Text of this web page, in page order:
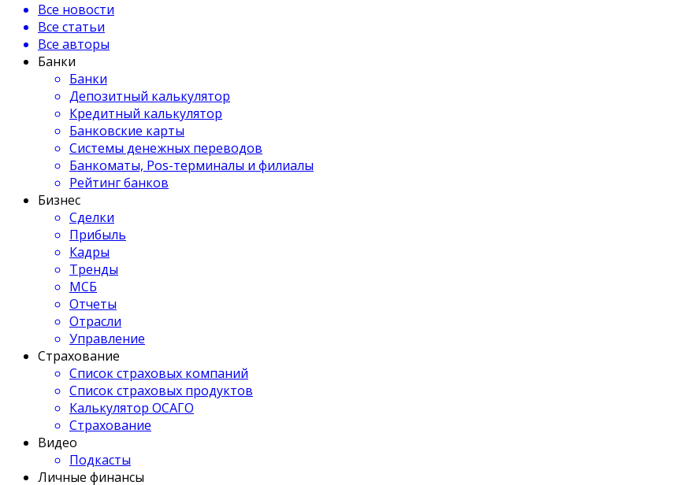
Все новости
Все статьи
Все авторы
Банки
Банки
Депозитный калькулятор
Кредитный калькулятор
Банковские карты
Системы денежных переводов
Банкоматы, Pos-терминалы и филиалы
Рейтинг банков
Бизнес
Сделки
Прибыль
Кадры
Тренды
МСБ
Отчеты
Отрасли
Управление
Страхование
Список страховых компаний
Список страховых продуктов
Калькулятор ОСАГО
Страхование
Видео
Подкасты
Личные финансы